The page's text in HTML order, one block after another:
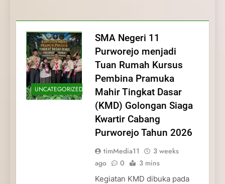
dan Pengabdian Generasi
Pramuka
Pramuka
Kepedulian
UNCATEGORIZED
SMA Negeri 11
Purworejo menjadi
Tuan Rumah Kursus
Pembina Pramuka
Mahir Tingkat Dasar
(KMD) Golongan Siaga
Kwartir Cabang
Purworejo Tahun 2026
timMedia11
3 weeks
ago
0 3 mins
Kegiatan KMD dibuka pada